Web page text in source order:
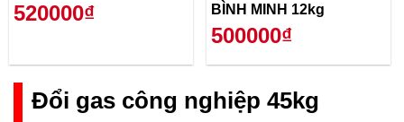
520000₫
BÌNH MINH 12kg
500000₫
Đổi gas công nghiệp 45kg